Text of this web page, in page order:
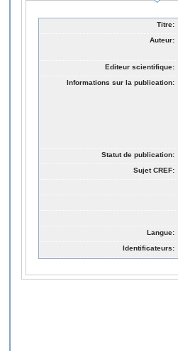
Titre:
Auteur:
Editeur scientifique:
Informations sur la publication:
Statut de publication:
Sujet CREF:
Langue:
Identificateurs: